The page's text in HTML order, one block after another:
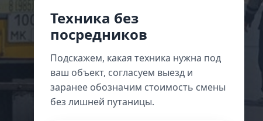
Техника без
посредников
Подскажем, какая техника нужна под
ваш объект, согласуем выезд и
заранее обозначим стоимость смены
без лишней путаницы.